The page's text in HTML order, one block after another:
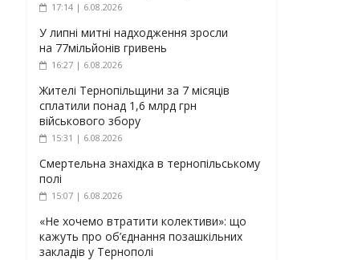
17:14 | 6.08.2026
У липні митні надходження зросли
на 77мільйонів гривень
16:27 | 6.08.2026
Жителі Тернопільщини за 7 місяців
сплатили понад 1,6 млрд грн
військового збору
15:31 | 6.08.2026
Смертельна знахідка в тернопільському
полі
15:07 | 6.08.2026
«Не хочемо втратити колективи»: що
кажуть про об’єднання позашкільних
закладів у Тернополі